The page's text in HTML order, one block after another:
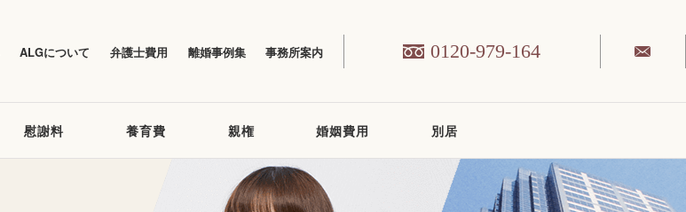
ALGについて 弁護士費用 離婚事例集 事務所案内 0120-979-164
慰謝料 養育費 親権 婚姻費用 別居